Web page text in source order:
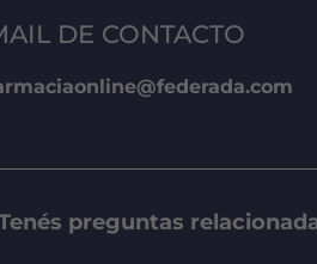
en
página
DE CONTACTO
preguntas